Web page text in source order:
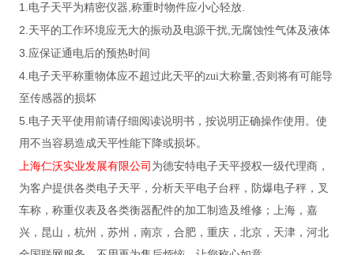
1.电子天平为精密仪器,称重时物件应小心轻放.
2.天平的工作环境应无大的振动及电源干扰,无腐蚀性气体及液体
3.应保证通电后的预热时间
4.电子天平称重物体应不超过此天平的zui大称量,否则将有可能导
至传感器的损坏
5.电子天平使用前请仔细阅读说明书，按说明正确操作使用。使
用不当容易造成天平性能下降或损坏。
上海仁沃实业发展有限公司 为德安特电子天平授权一级代理商，
为客户提供各类电子天平，分析天平电子台秤，防爆电子秤，叉
车称，称重仪表及各类衡器配件的加工制造及维修；上海，嘉
兴，昆山，杭州，苏州，南京，合肥，重庆，北京，天津，河北